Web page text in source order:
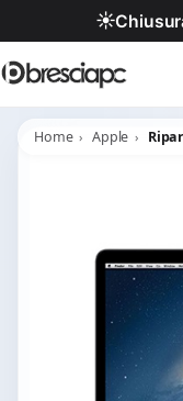
☀️
Home Apple